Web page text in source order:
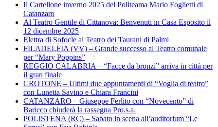
Il Cartellone inverno 2025 del Politeama Mario Foglietti di
Catanzaro
Al Teatro Gentile di Cittanova: Benvenuti in Casa Esposito il
12 dicembre 2025
Elettra di Sofocle al Teatro dei Taurani di Palmi
FILADELFIA (VV) – Grande successo al Teatro comunale
per “Mary Poppins”
REGGIO CALABRIA – “Facce da bronzi” arriva in città per
il gran finale
CROTONE – Ultimi due appuntamenti di “Voglia di teatro”
con Lunetta Savino e Chiara Francini
CATANZARO – Giuseppe Ferlito con “Novecento” di
Baricco chiuderà la rassegna Pro.s.a.
POLISTENA (RC) – Sabato in scena all’auditorium “Le